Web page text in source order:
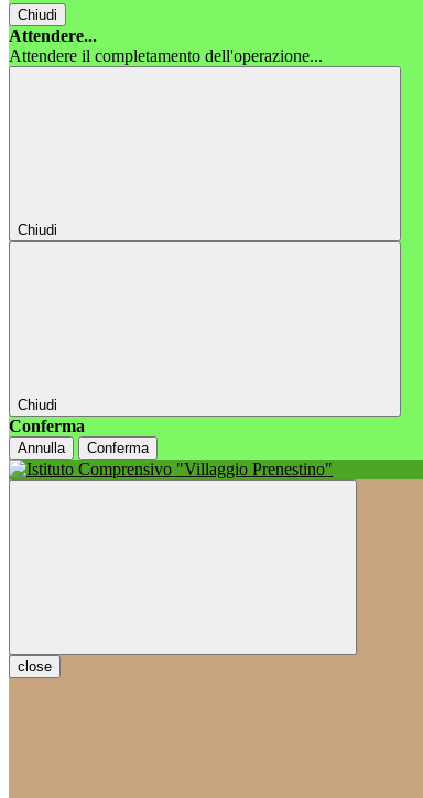
Chiudi
Attendere...
Attendere il completamento dell'operazione...
Chiudi
Chiudi
Conferma
Annulla Conferma
close